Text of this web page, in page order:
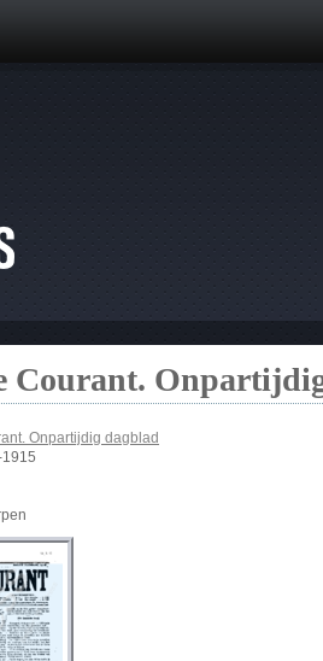
Courant.
Onpartijdig dagblad